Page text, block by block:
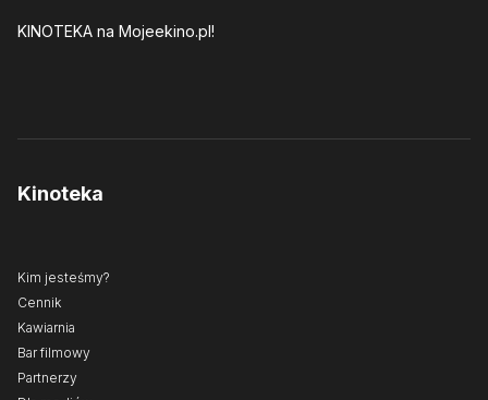
KINOTEKA na Mojeekino.pl!
Kinoteka
Kim jesteśmy?
Cennik
Kawiarnia
Bar filmowy
Partnerzy